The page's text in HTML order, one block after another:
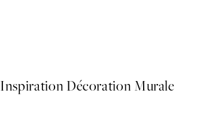
Inspiration Décoration Murale